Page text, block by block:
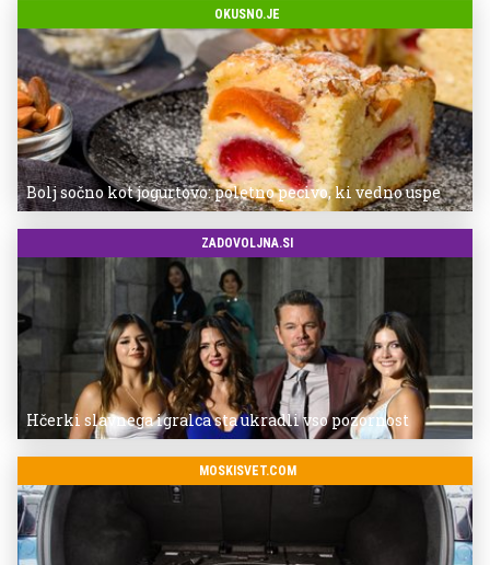
OKUSNO.JE
Bolj sočno kot jogurtovo: poletno pecivo, ki vedno uspe
ZADOVOLJNA.SI
Hčerki slavnega igralca sta ukradli vso pozornost
MOSKISVET.COM